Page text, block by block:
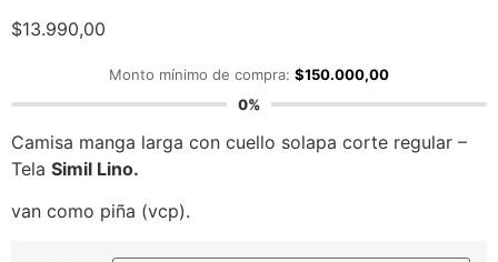
$13.990,00
Monto mínimo de compra: $150.000,00
0%
Camisa manga larga con cuello solapa corte regular –
Tela Simil Lino.
van como piña (vcp).